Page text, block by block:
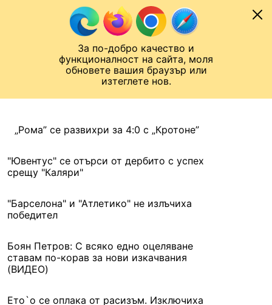
За по-добро качество и
функционалност на сайта, моля
обновете вашия браузър или
изтеглете нов.
Към съдържанието
Лига на Конференциите
„Рома” се развихри за 4:0 с „Кротоне”
"Ювентус" се отърси от дербито с успех
срещу "Каляри"
"Барселона" и "Атлетико" не излъчиха
победител
Боян Петров: С всяко едно оцеляване
ставам по-корав за нови изкачвания
(ВИДЕО)
Ето`о се оплака от расизъм. Изключиха